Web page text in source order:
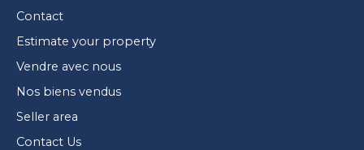
Contact
Estimate your property
Vendre avec nous
Nos biens vendus
Seller area
Contact Us